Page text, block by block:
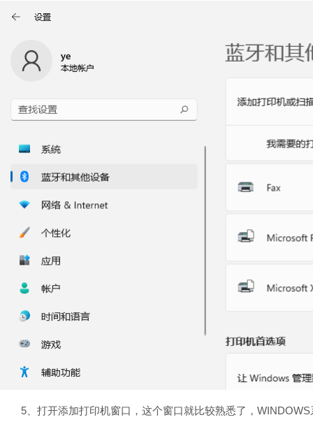
5、打开添加打印机窗口，这个窗口就比较熟悉了，WINDOWS